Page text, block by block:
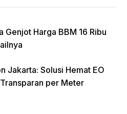
Genjot Harga BBM 16 Ribu
Jakarta: Solusi Hemat EO
per Meter